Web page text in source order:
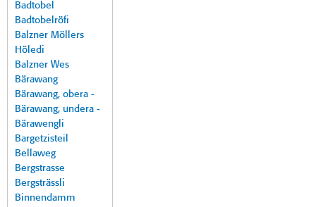
Badtobel
Badtobelröfi
Balzner Möllers
Höledi
Balzner Wes
Bärawang
Bärawang, obera -
Bärawang, undera -
Bärawengli
Bargetzisteil
Bellaweg
Bergstrasse
Bergsträssli
Binnendamm